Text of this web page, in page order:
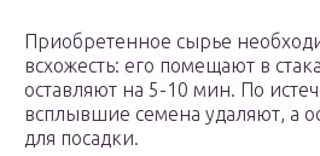
Приобретенное сырье
всхожесть: его помещают в
оставляют на 5-10 мин. По
всплывшие семена удаляют, а
для посадки.